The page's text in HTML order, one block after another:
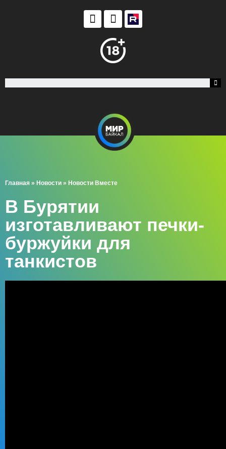
Главная » Новости » Новости Вместе
В Бурятии
изготавливают печки-
буржуйки для
танкистов